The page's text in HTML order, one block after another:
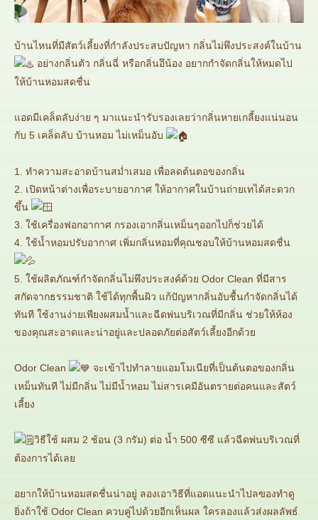
บ้านไหนที่มีสัตว์เลี้ยงที่กำลังประสบปัญหา กลิ่นไม่พึงประสงค์ในบ้าน
อย่างกลิ่นตัว กลิ่นฉี่ หรือกลิ่นอึน้อง อยากกำจัดกลิ่นให้หมดไป
ให้บ้านหอมสดชื่น
แอดมีเคล็ดลับง่าย ๆ มาแนะนำรับรองเลยว่ากลิ่นหายเกลี้ยงแน่นอน
กับ 5 เคล็ดลับ บ้านหอม ไม่เหม็นอับ
1. ทำความสะอาดบ้านสม่ำเสมอ เพื่อลดต้นตอของกลิ่น
2. เปิดหน้าต่างเพื่อระบายอากาศ ให้อากาศในบ้านถ่ายเทได้สะดวก
ขึ้น
3. ใช้เครื่องฟอกอากาศ กรองเอากลิ่นเหม็นๆออกไปก็ช่วยได้
4. ใช้น้ำหอมปรับอากาศ เพิ่มกลิ่นหอมที่คุณชอบให้บ้านหอมสดชื่น
5. ใช้ผลิตภัณฑ์กำจัดกลิ่นไม่พึงประสงค์ด้วย Odor Clean ที่มีสาร
สกัดจากธรรมชาติ ใช้ได้ทุกพื้นผิว แก้ปัญหากลิ่นอับชื้นกำจัดกลิ่นได้
ทันที ใช้งานง่ายเพียงผสมน้ำและฉีดพ่นบริเวณที่มีกลิ่น ช่วยให้ห้อง
ของคุณสะอาดและน่าอยู่และปลอดภัยต่อสัตว์เลี้ยงอีกด้วย
Odor Clean
จะเข้าไปทำลายแอมโมเนียที่เป็นต้นตอของกลิ่น
เหม็นทันที ไม่มีกลิ่น ไม่มีน้ำหอม ไม่สารเคมีอันตรายต่อคนและสัตว์
เลี้ยง
วิธีใช้ ผสม 2 ช้อน (3 กรัม) ต่อ น้ำ 500 ซีซี แล้วฉีดพ่นบริเวณที่
ต้องการได้เลย
อยากให้บ้านหอมสดชื่นน่าอยู่ ลองเอาวิธีที่แอดแนะนำไปลฃองทำดู
ยิ่งถ้าใช้ Odor Clean ควบคู่ไปด้วยอีกเห็นผล ใครลองแล้วส่งผลลัพธ์